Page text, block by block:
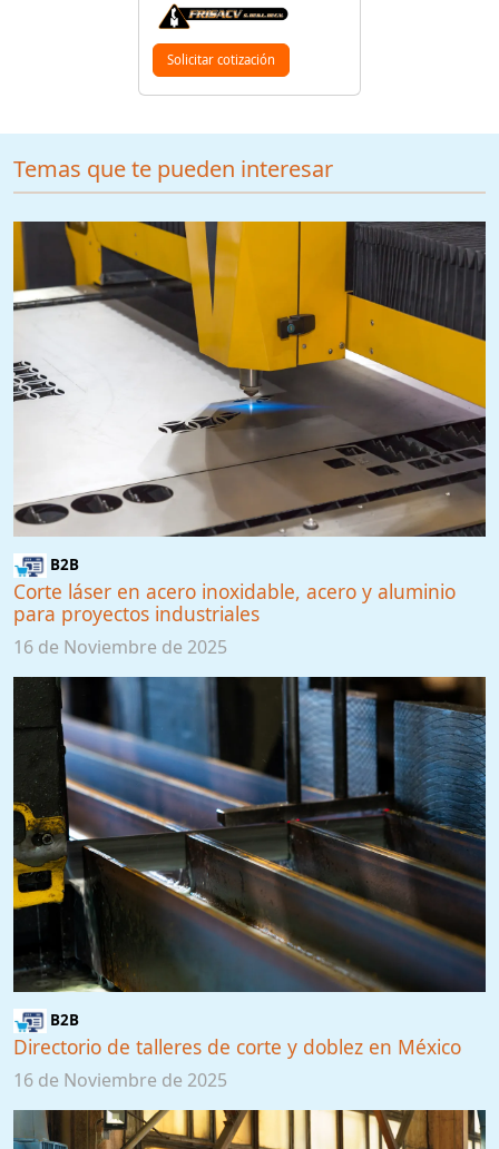
Solicitar cotización
Temas que te pueden interesar
B2B
Corte láser en acero inoxidable, acero y aluminio
para proyectos industriales
16 de Noviembre de 2025
B2B
Directorio de talleres de corte y doblez en México
16 de Noviembre de 2025